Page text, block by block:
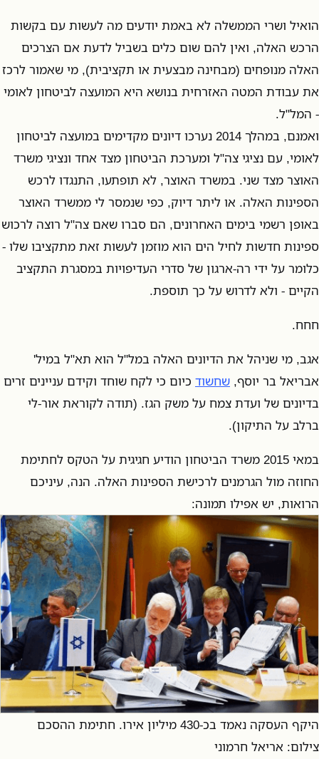
הואיל ושרי הממשלה לא באמת יודעים מה לעשות עם בקשות
הרכש האלה, ואין להם שום כלים בשביל לדעת אם הצרכים
האלה מנופחים (מבחינה מבצעית או תקציבית), מי שאמור לרכז
את עבודת המטה האזרחית בנושא היא המועצה לביטחון לאומי
- המל"ל.
ואמנם, במהלך 2014 נערכו דיונים מקדימים במועצה לביטחון
לאומי, עם נציגי צה"ל ומערכת הביטחון מצד אחד ונציגי משרד
האוצר מצד שני. במשרד האוצר, לא תופתעו, התנגדו לרכש
הספינות האלה. או ליתר דיוק, כפי שנמסר לי ממשרד האוצר
באופן רשמי בימים האחרונים, הם סברו שאם צה"ל רוצה לרכוש
ספינות חדשות לחיל הים הוא מוזמן לעשות זאת מתקציבו שלו -
כלומר על ידי רה-ארגון של סדרי העדיפויות במסגרת התקציב
הקיים - ולא לדרוש על כך תוספת.
חחח.
אגב, מי שניהל את הדיונים האלה במל"ל הוא תא"ל במיל'
אבריאל בר יוסף, שחשוד כיום כי לקח שוחד וקידם עניינים זרים
בדיונים של ועדת צמח על משק הגז. (תודה לקוראת אור-לי
ברלב על התיקון).
במאי 2015 משרד הביטחון הודיע חגיגית על הטקס לחתימת
החוזה מול הגרמנים לרכישת הספינות האלה. הנה, עיניכם
הרואות, יש אפילו תמונה:
היקף העסקה נאמד בכ-430 מיליון אירו. חתימת ההסכם
צילום: אריאל חרמוני